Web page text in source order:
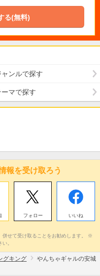
る(無料)
ャンルで探す
ーマで探す
報を受け取ろう
フォロー いいね
せて受け取ることをお勧めします。 ※
。
グキング
やんちゃギャルの安城